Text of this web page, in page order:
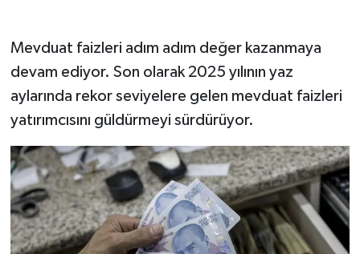
Mevduat faizleri adım adım değer kazanmaya
devam ediyor. Son olarak 2025 yılının yaz
aylarında rekor seviyelere gelen mevduat faizleri
yatırımcısını güldürmeyi sürdürüyor.